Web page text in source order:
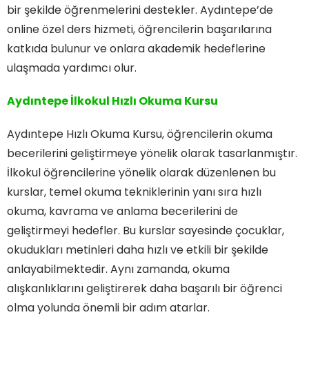
bir şekilde öğrenmelerini destekler. Aydıntepe’de
online özel ders hizmeti, öğrencilerin başarılarına
katkıda bulunur ve onlara akademik hedeflerine
ulaşmada yardımcı olur.
Aydıntepe İlkokul Hızlı Okuma Kursu
Aydıntepe Hızlı Okuma Kursu, öğrencilerin okuma
becerilerini geliştirmeye yönelik olarak tasarlanmıştır.
İlkokul öğrencilerine yönelik olarak düzenlenen bu
kurslar, temel okuma tekniklerinin yanı sıra hızlı
okuma, kavrama ve anlama becerilerini de
geliştirmeyi hedefler. Bu kurslar sayesinde çocuklar,
okudukları metinleri daha hızlı ve etkili bir şekilde
anlayabilmektedir. Aynı zamanda, okuma
alışkanlıklarını geliştirerek daha başarılı bir öğrenci
olma yolunda önemli bir adım atarlar.